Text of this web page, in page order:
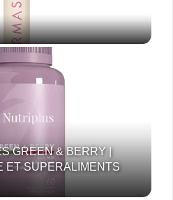
GREEN & BERRY |
ET SUPERALIMENTS